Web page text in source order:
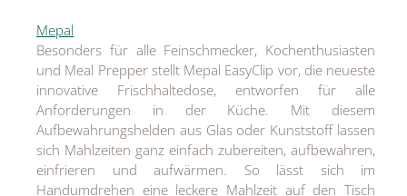
Mepal
Besonders für alle Feinschmecker, Kochenthusiasten
und Meal Prepper stellt Mepal EasyClip vor, die neueste
innovative Frischhaltedose, entworfen für alle
Anforderungen in der Küche. Mit diesem
Aufbewahrungshelden aus Glas oder Kunststoff lassen
sich Mahlzeiten ganz einfach zubereiten, aufbewahren,
einfrieren und aufwärmen. So lässt sich im
Handumdrehen eine leckere Mahlzeit auf den Tisch